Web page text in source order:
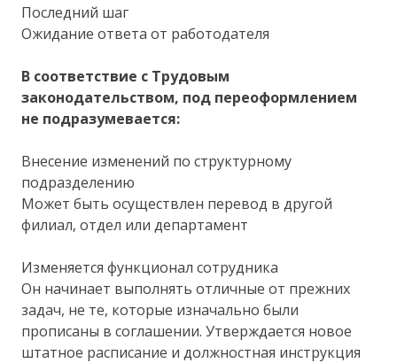
Последний шаг
Ожидание ответа от работодателя
В соответствие с Трудовым
законодательством, под переоформлением
не подразумевается:
Внесение изменений по структурному
подразделению
Может быть осуществлен перевод в другой
филиал, отдел или департамент
Изменяется функционал сотрудника
Он начинает выполнять отличные от прежних
задач, не те, которые изначально были
прописаны в соглашении. Утверждается новое
штатное расписание и должностная инструкция